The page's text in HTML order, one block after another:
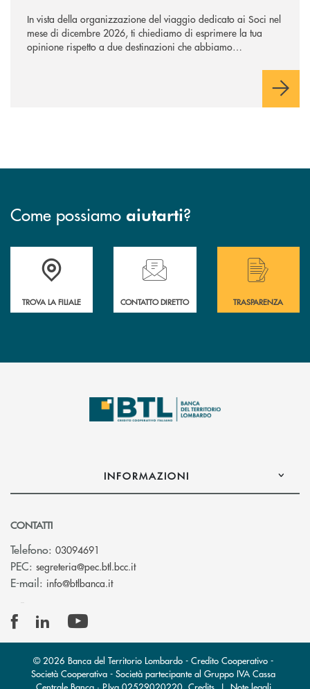
In vista della organizzazione del viaggio dedicato ai Soci nel
mese di dicembre 2026, ti chiediamo di esprimere la tua
opinione rispetto a due destinazioni che abbiamo
Come possiamo aiutarti?
Accedi all' elenco completo delle filiali .
TROVA LA FILIALE
Hai bisogno di assistenza immediata?
CONTATTO DIRETTO
Hai bisogno di
TRASPARENZA
INFORMAZIONI
CONTATTI
Telefono: 03094691
PEC: segreteria@pec.btl.bcc.it(si apre l’app di posta elettronica)
E-mail: info@btlbanca.it(si apre l’app di posta elettronica)
© 2026 Banca del Territorio Lombardo - Credito Cooperativo -
Società Cooperativa - Società partecipante al Gruppo IVA Cassa
Centrale Banca · P.Iva 02529020220 Credits| Note legali